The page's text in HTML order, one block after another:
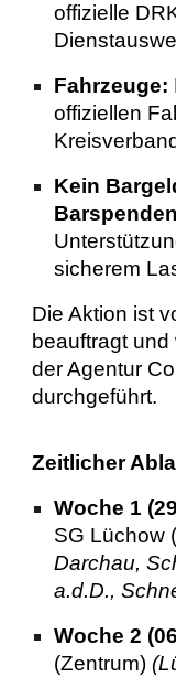
offizielle
Fahrzeuge:
offiziellen
Kein
Barspenden
sicherem
Die Aktion ist
beauftragt
der Agentur
durchgeführt.
Zeitlicher
Woche 1
SG Lüchow
Darchau,
a.d.D.,
Woche 2
(Zentrum)